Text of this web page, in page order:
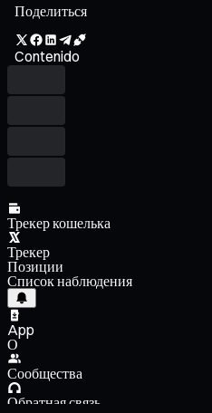
Поделиться
Contenido
Трекер кошелька
Трекер
Позиции
Список наблюдения
App
О
Сообщества
Обратная связь